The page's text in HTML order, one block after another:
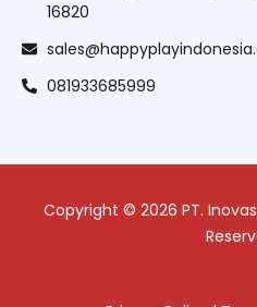
16820
081933685999
Copyright © 2026 PT.